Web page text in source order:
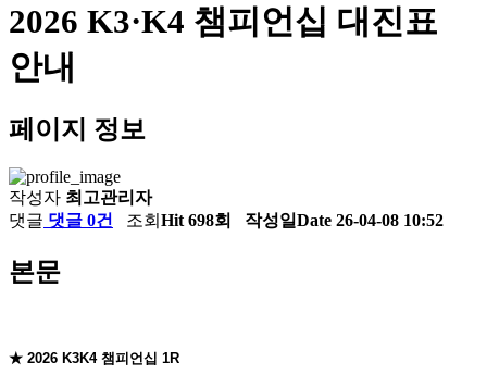
2026 K3·K4 챔피언십 대진표
안내
페이지 정보
작성자 최고관리자
댓글 댓글 0건 조회 Hit 698회 작성일Date 26-04-08 10:52
본문
★ 2026 K3K4 챔피언십 1R